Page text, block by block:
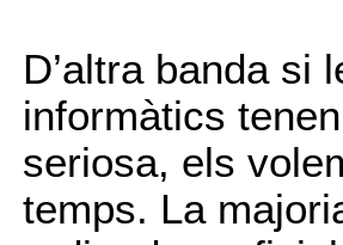
D’altra banda si
informàtics
seriosa, els
temps. La